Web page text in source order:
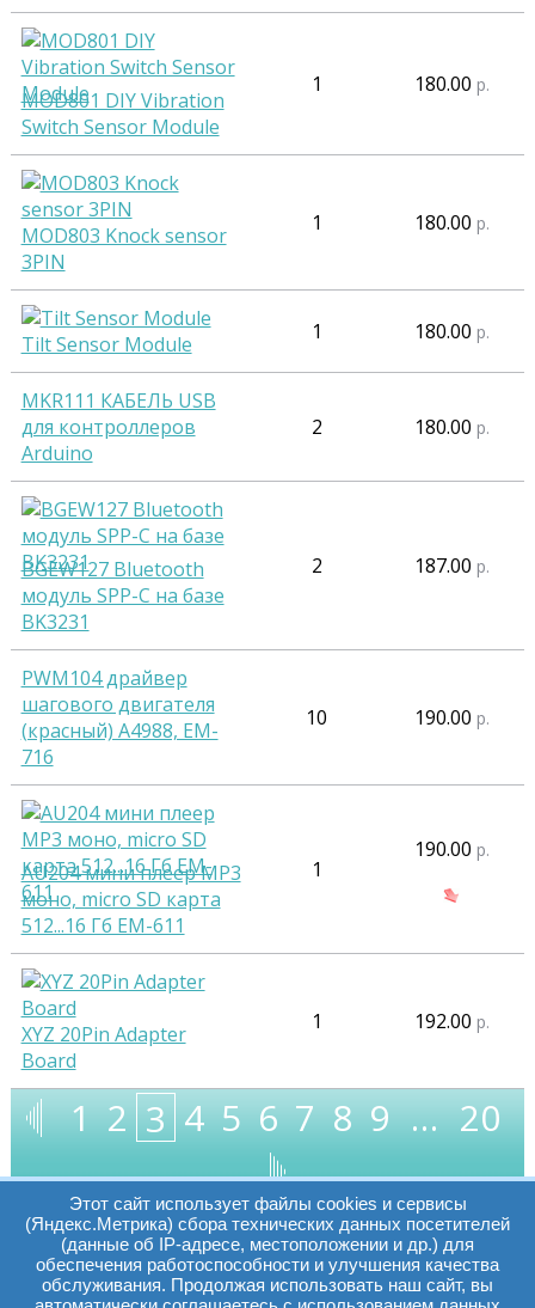
MOD801 DIY Vibration
Switch Sensor Module
1 180.00 р.
MOD803 Knock sensor
3PIN
1 180.00 р.
Tilt Sensor Module 1 180.00 р.
MKR111 КАБЕЛЬ USB
для контроллеров
Arduino
2 180.00 р.
BGEW127 Bluetooth
модуль SPP-C на базе
BK3231
2 187.00 р.
PWM104 драйвер
шагового двигателя
(красный) А4988, EM-
716
10 190.00 р.
AU204 мини плеер MP3
моно, micro SD карта
512...16 Гб EM-611
1
190.00 р.
XYZ 20Pin Adapter
Board
1 192.00 р.
1 2 3 4 5 6 7 8 9 … 20
Часы работы:
Томск, пр. Ленина г,
Этот сайт использует файлы cookies и сервисы
(Яндекс.Метрика) сбора технических данных посетителей
(данные об IP-адресе, местоположении и др.) для
обеспечения работоспособности и улучшения качества
обслуживания. Продолжая использовать наш сайт, вы